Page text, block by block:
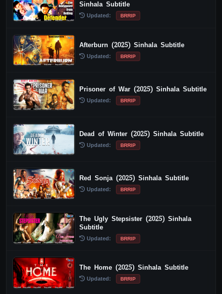
Sinhala Subtitle
Updated: BRRIP
Afterburn (2025) Sinhala Subtitle
Updated: BRRIP
Prisoner of War (2025) Sinhala Subtitle
Updated: BRRIP
Dead of Winter (2025) Sinhala Subtitle
Updated: BRRIP
Red Sonja (2025) Sinhala Subtitle
Updated: BRRIP
The Ugly Stepsister (2025) Sinhala
Subtitle
Updated: BRRIP
The Home (2025) Sinhala Subtitle
Updated: BRRIP